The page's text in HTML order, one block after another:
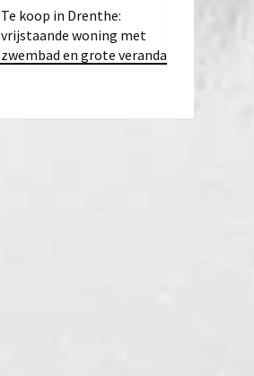
Te koop in Drenthe:
vrijstaande woning met
zwembad en grote veranda